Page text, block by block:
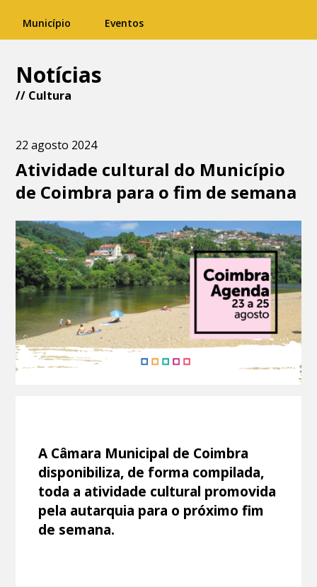
Município Eventos
Notícias
// Cultura
22 agosto 2024
Atividade cultural do Município
de Coimbra para o fim de semana
A Câmara Municipal de Coimbra
disponibiliza, de forma compilada,
toda a atividade cultural promovida
pela autarquia para o próximo fim
de semana.